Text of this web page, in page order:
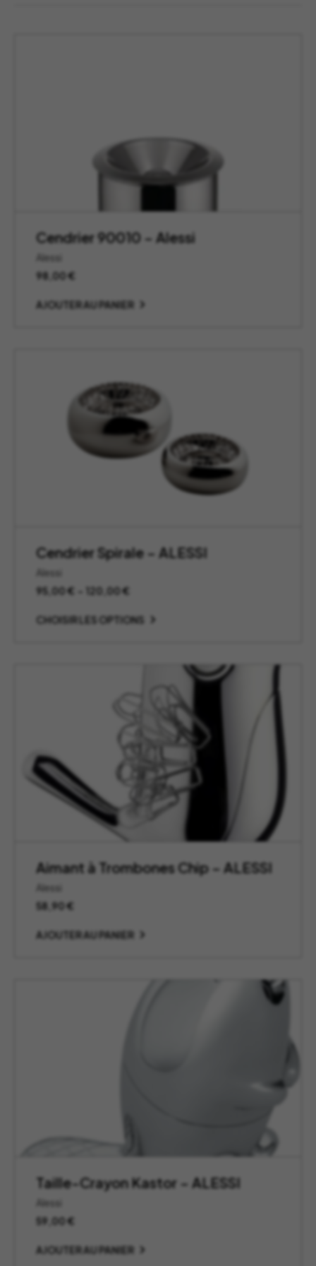
Cendrier 90010 – Alessi
Alessi
98,00€
AJOUTER AU PANIER
Cendrier Spirale – ALESSI
Alessi
95,00€ 120,00€
prix :
CHOISIR LES OPTIONS
Aimant à Trombones Chip – ALESSI
Alessi
58,90€
AJOUTER AU PANIER
Taille-Crayon Kastor – ALESSI
Alessi
59,00€
AJOUTER AU PANIER